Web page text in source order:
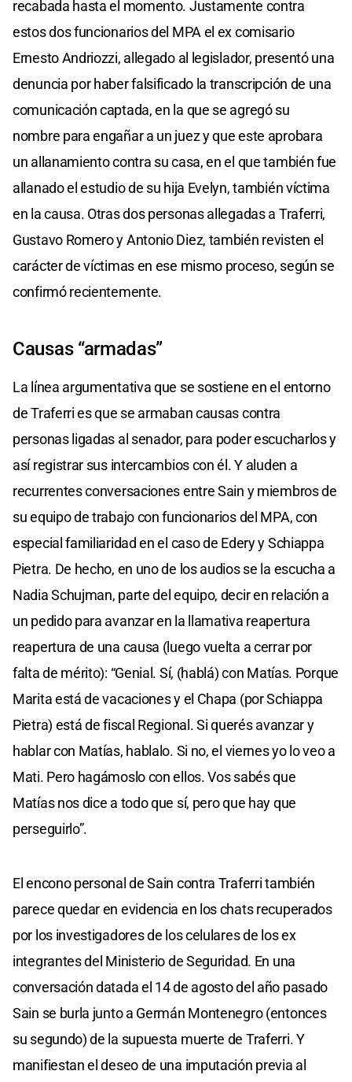
recabada hasta el momento. Justamente contra
estos dos funcionarios del MPA el ex comisario
Ernesto Andriozzi, allegado al legislador, presentó una
denuncia por haber falsificado la transcripción de una
comunicación captada, en la que se agregó su
nombre para engañar a un juez y que este aprobara
un allanamiento contra su casa, en el que también fue
allanado el estudio de su hija Evelyn, también víctima
en la causa. Otras dos personas allegadas a Traferri,
Gustavo Romero y Antonio Diez, también revisten el
carácter de víctimas en ese mismo proceso, según se
confirmó recientemente.
Causas “armadas”
La línea argumentativa que se sostiene en el entorno
de Traferri es que se armaban causas contra
personas ligadas al senador, para poder escucharlos y
así registrar sus intercambios con él. Y aluden a
recurrentes conversaciones entre Sain y miembros de
su equipo de trabajo con funcionarios del MPA, con
especial familiaridad en el caso de Edery y Schiappa
Pietra. De hecho, en uno de los audios se la escucha a
Nadia Schujman, parte del equipo, decir en relación a
un pedido para avanzar en la llamativa reapertura
reapertura de una causa (luego vuelta a cerrar por
falta de mérito): “Genial. Sí, (hablá) con Matías. Porque
Marita está de vacaciones y el Chapa (por Schiappa
Pietra) está de fiscal Regional. Si querés avanzar y
hablar con Matías, hablalo. Si no, el viernes yo lo veo a
Mati. Pero hagámoslo con ellos. Vos sabés que
Matías nos dice a todo que sí, pero que hay que
perseguirlo”.
El encono personal de Sain contra Traferri también
parece quedar en evidencia en los chats recuperados
por los investigadores de los celulares de los ex
integrantes del Ministerio de Seguridad. En una
conversación datada el 14 de agosto del año pasado
Sain se burla junto a Germán Montenegro (entonces
su segundo) de la supuesta muerte de Traferri. Y
manifiestan el deseo de una imputación previa al